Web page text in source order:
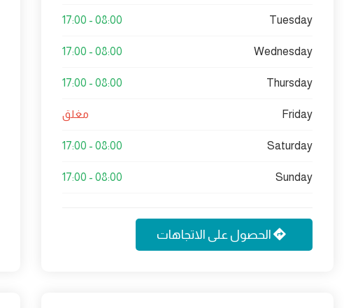
Tuesday
08:00 - 17:00
Wednesday
08:00 - 17:00
Thursday
08:00 - 17:00
Friday مغلق
Saturday
08:00 - 17:00
Sunday
08:00 - 17:00
الحصول على الاتجاهات